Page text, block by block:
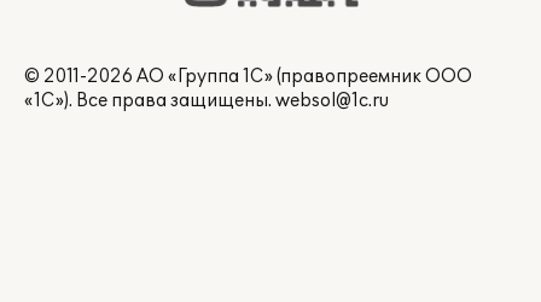
© 2011-2026 АО «Группа 1С» (правопреемник ООО
«1С»). Все права защищены. websol@1c.ru